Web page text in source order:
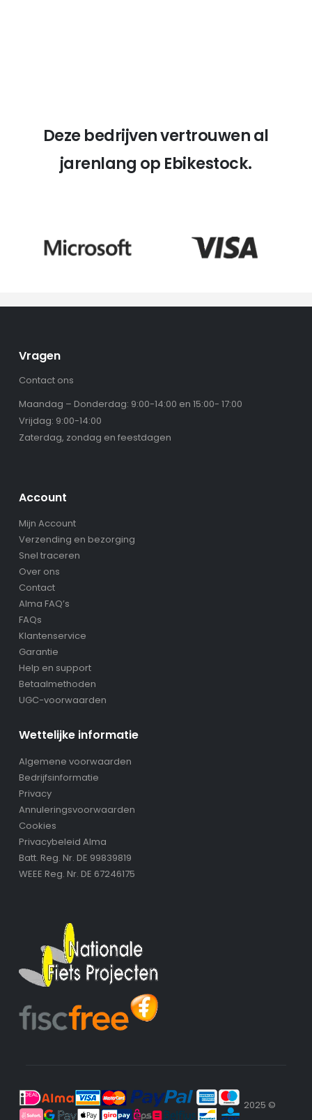
Deze bedrijven vertrouwen al
jarenlang op Ebikestock.
Vragen
Contact ons
Maandag – Donderdag: 9:00-14:00 en 15:00- 17:00
Vrijdag: 9:00-14:00
Zaterdag, zondag en feestdagen
Account
Mijn Account
Verzending en bezorging
Snel traceren
Over ons
Contact
Alma FAQ’s
FAQs
Klantenservice
Garantie
Help en support
Betaalmethoden
UGC-voorwaarden
Wettelijke informatie
Algemene voorwaarden
Bedrijfsinformatie
Privacy
Annuleringsvoorwaarden
Cookies
Privacybeleid Alma
Batt. Reg. Nr. DE 99839819
WEEE Reg. Nr. DE 67246175
2025 ©